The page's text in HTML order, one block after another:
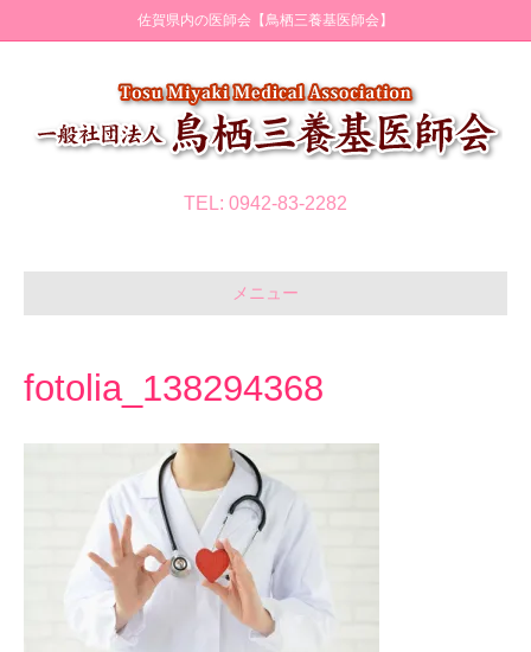
佐賀県内の医師会【鳥栖三養基医師会】
TEL: 0942-83-2282
メニュー
fotolia_138294368